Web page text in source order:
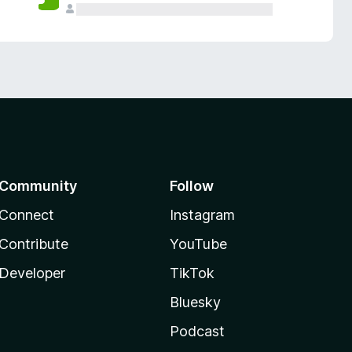
Follow
Instagram
YouTube
TikTok
Bluesky
Podcast